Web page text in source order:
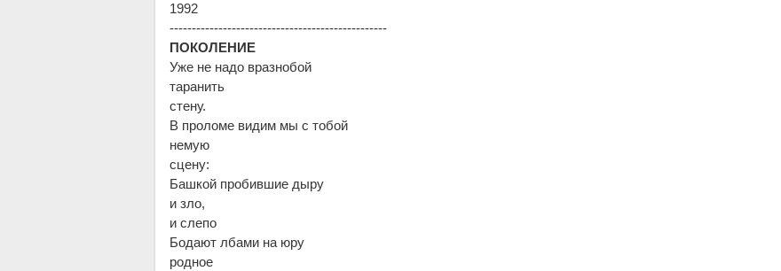
1992
-------------------------------------------------
ПОКОЛЕНИЕ
Уже не надо вразнобой
таранить
стену.
В проломе видим мы с тобой
немую
сцену:
Башкой пробившие дыру
и зло,
и слепо
Бодают лбами на юру
родное